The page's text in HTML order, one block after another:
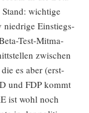
wich­ti­ge
nied­ri­ge Ein­stiegs­
Test-Mit­ma­
zwi­schen
es aber (erst­
und FDP kommt
ist wohl noch